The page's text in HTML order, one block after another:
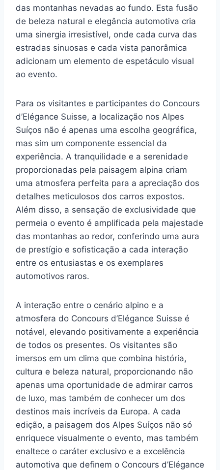
das montanhas nevadas ao fundo. Esta fusão
de beleza natural e elegância automotiva cria
uma sinergia irresistível, onde cada curva das
estradas sinuosas e cada vista panorâmica
adicionam um elemento de espetáculo visual
ao evento.
Para os visitantes e participantes do Concours
d’Elégance Suisse, a localização nos Alpes
Suíços não é apenas uma escolha geográfica,
mas sim um componente essencial da
experiência. A tranquilidade e a serenidade
proporcionadas pela paisagem alpina criam
uma atmosfera perfeita para a apreciação dos
detalhes meticulosos dos carros expostos.
Além disso, a sensação de exclusividade que
permeia o evento é amplificada pela majestade
das montanhas ao redor, conferindo uma aura
de prestígio e sofisticação a cada interação
entre os entusiastas e os exemplares
automotivos raros.
A interação entre o cenário alpino e a
atmosfera do Concours d’Elégance Suisse é
notável, elevando positivamente a experiência
de todos os presentes. Os visitantes são
imersos em um clima que combina história,
cultura e beleza natural, proporcionando não
apenas uma oportunidade de admirar carros
de luxo, mas também de conhecer um dos
destinos mais incríveis da Europa. A cada
edição, a paisagem dos Alpes Suíços não só
enriquece visualmente o evento, mas também
enaltece o caráter exclusivo e a excelência
automotiva que definem o Concours d’Elégance